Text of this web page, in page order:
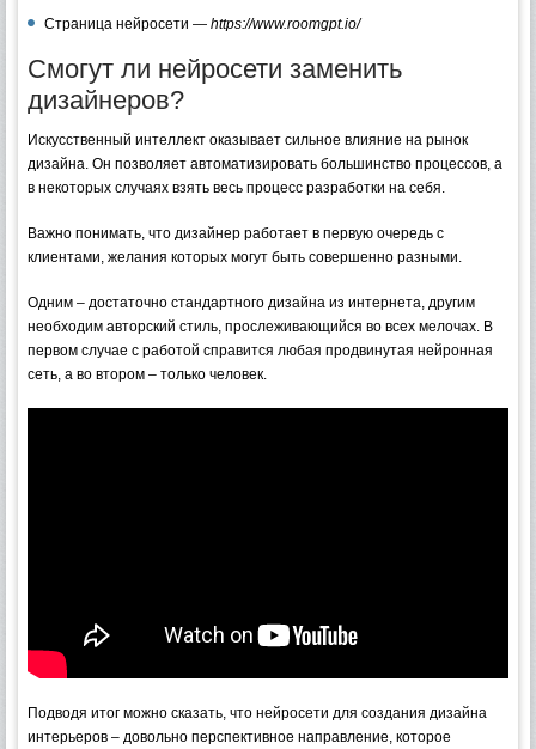
Страница нейросети — https://www.roomgpt.io/
Смогут ли нейросети заменить
дизайнеров?
Искусственный интеллект оказывает сильное влияние на рынок
дизайна. Он позволяет автоматизировать большинство процессов, а
в некоторых случаях взять весь процесс разработки на себя.
Важно понимать, что дизайнер работает в первую очередь с
клиентами, желания которых могут быть совершенно разными.
Одним – достаточно стандартного дизайна из интернета, другим
необходим авторский стиль, прослеживающийся во всех мелочах. В
первом случае с работой справится любая продвинутая нейронная
сеть, а во втором – только человек.
Подводя итог можно сказать, что нейросети для создания дизайна
интерьеров – довольно перспективное направление, которое